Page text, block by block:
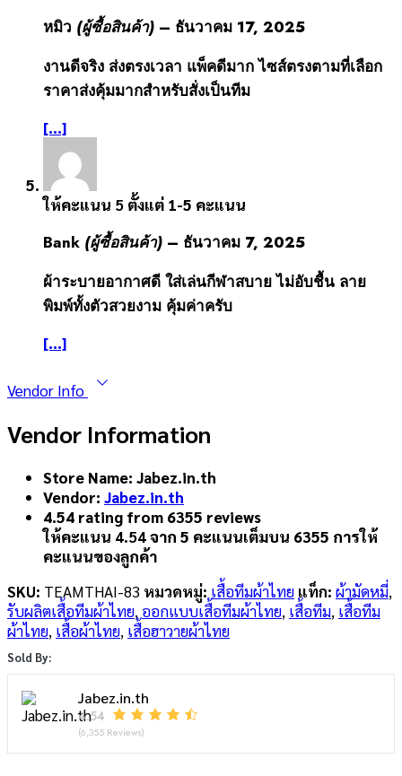
หมิว (ผู้ซื้อสินค้า) – ธันวาคม 17, 2025
งานดีจริง ส่งตรงเวลา แพ็คดีมาก ไซส์ตรงตามที่เลือก
ราคาส่งคุ้มมากสำหรับสั่งเป็นทีม
[...]
ให้คะแนน 5 ตั้งแต่ 1-5 คะแนน
Bank (ผู้ซื้อสินค้า) – ธันวาคม 7, 2025
ผ้าระบายอากาศดี ใส่เล่นกีฬาสบาย ไม่อับชื้น ลาย
พิมพ์ทั้งตัวสวยงาม คุ้มค่าครับ
[...]
Vendor Info
Vendor Information
Store Name: Jabez.in.th
Vendor: Jabez.in.th
4.54 rating from 6355 reviews
ให้คะแนน 4.54จาก 5 คะแนนเต็มบน 6355 การให้
คะแนนของลูกค้า
SKU: TEAMTHAI-83 หมวดหมู่: เสื้อทีมผ้าไทย แท็ก: ผ้ามัดหมี่,
รับผลิตเสื้อทีมผ้าไทย, ออกแบบเสื้อทีมผ้าไทย, เสื้อทีม, เสื้อทีม
ผ้าไทย, เสื้อผ้าไทย, เสื้อฮาวายผ้าไทย
Sold By:
Jabez.in.th
4.54
(6,355 Reviews)